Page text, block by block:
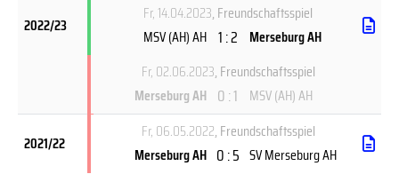
2022/23
Fr, 14.04.2023, Freundschaftsspiel
MSV (AH) AH 1 : 2 Merseburg AH
Fr, 02.06.2023, Freundschaftsspiel
Merseburg AH 0 : 1 MSV (AH) AH
2021/22
Fr, 06.05.2022, Freundschaftsspiel
Merseburg AH 0 : 5 SV Merseburg AH